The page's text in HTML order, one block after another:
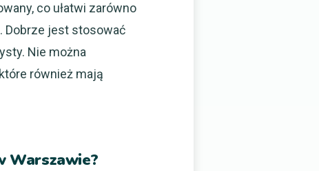
co ułatwi zarówno
Dobrze jest stosować
Nie można
również mają
Warszawie?